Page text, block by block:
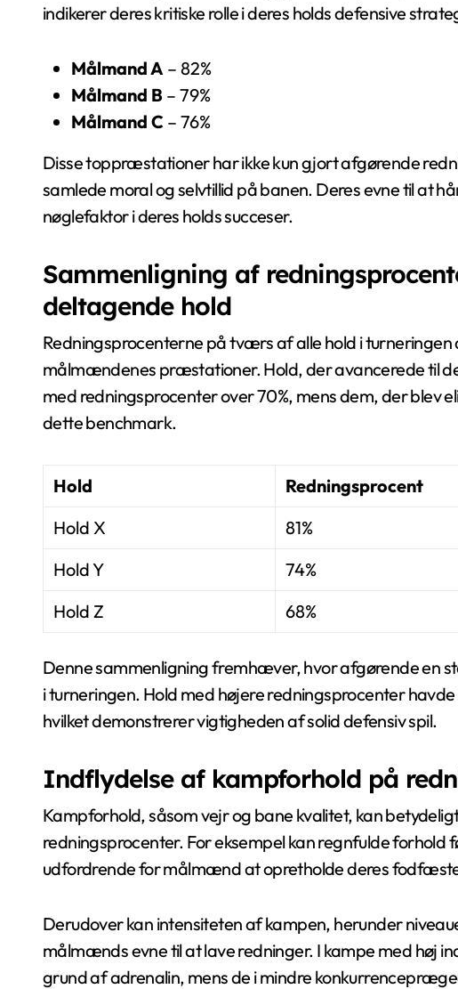
indikerer deres kritiske rolle i deres holds defensive
Målmand A – 82%
Målmand B – 79%
Målmand C – 76%
Disse toppræstationer har ikke kun gjort afgørende
samlede moral og selvtillid på banen. Deres evne til at
nøglefaktor i deres holds succeser.
Sammenligning af
deltagende hold
Redningsprocenterne på tværs af alle hold i turneringen
målmændenes præstationer. Hold, der avancerede til
med redningsprocenter over 70%, mens dem, der blev
dette benchmark.
Hold
Redningsprocent
Hold X
81%
Hold Y
74%
Hold Z
68%
Denne sammenligning fremhæver, hvor afgørende en
i turneringen. Hold med højere redningsprocenter
hvilket demonstrerer vigtigheden af solid defensiv spil.
Indflydelse af kampforhold på
Kampforhold, såsom vejr og bane kvalitet, kan
redningsprocenter. For eksempel kan regnfulde forhold
udfordrende for målmænd at opretholde deres
Derudover kan intensiteten af kampen, herunder
målmænds evne til at lave redninger. I kampe med høj
grund af adrenalin, mens de i mindre